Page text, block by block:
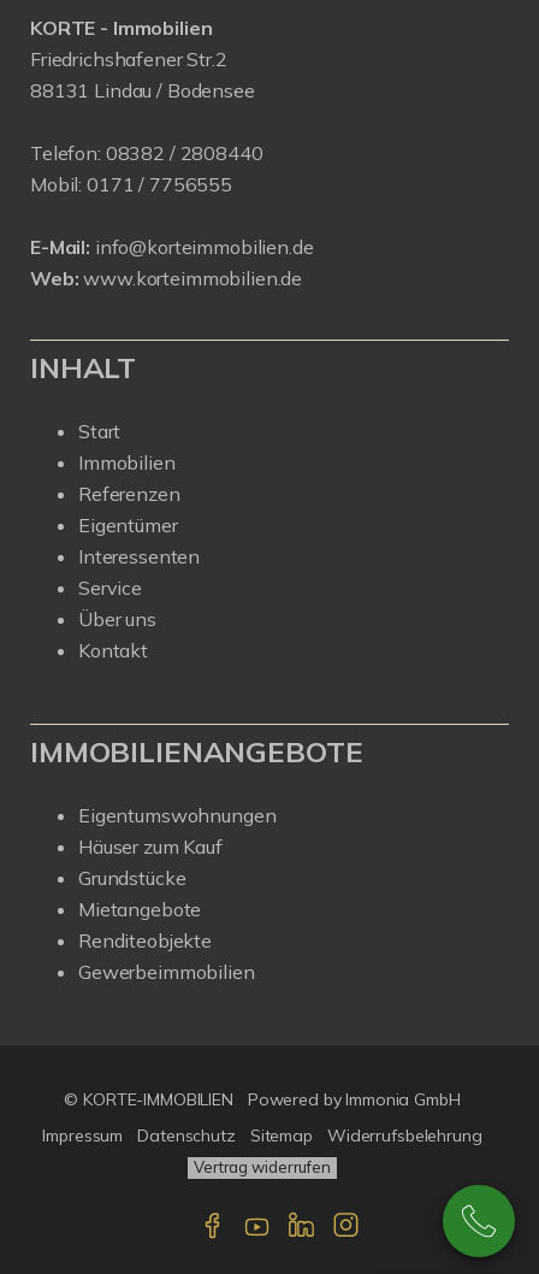
KORTE - Immobilien
Friedrichshafener Str.2
88131 Lindau / Bodensee
Telefon: 08382 / 2808440
Mobil: 0171 / 7756555
E-Mail: info@korteimmobilien.de
Web: www.korteimmobilien.de
INHALT
Start
Immobilien
Referenzen
Eigentümer
Interessenten
Service
Über uns
Kontakt
IMMOBILIENANGEBOTE
Eigentumswohnungen
Häuser zum Kauf
Grundstücke
Mietangebote
Renditeobjekte
Gewerbeimmobilien
© KORTE-IMMOBILIEN
Powered by Immonia GmbH
Impressum
Datenschutz Sitemap Widerrufsbelehrung
Vertrag widerrufen